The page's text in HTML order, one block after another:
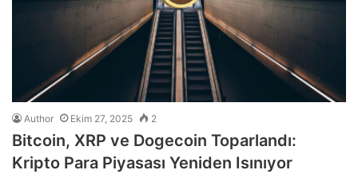
Author Ekim 27, 2025 2
Bitcoin, XRP ve Dogecoin Toparlandı:
Kripto Para Piyasası Yeniden Isınıyor